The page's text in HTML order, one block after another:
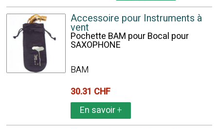
Accessoire pour Instruments à
vent
Pochette BAM pour Bocal pour
SAXOPHONE
BAM
30.31 CHF
En savoir+